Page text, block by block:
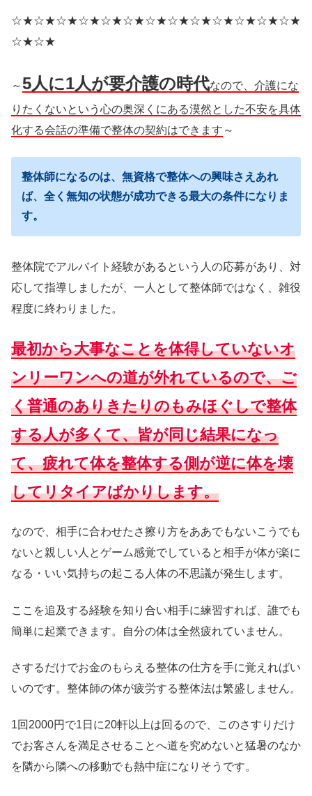
☆★☆★☆★☆★☆★☆★☆★☆★☆★☆★☆★☆★☆★
☆★☆★
～5人に1人が要介護の時代なので、介護にな
りたくないという心の奥深くにある漠然とした不安を具体
化する会話の準備で整体の契約はできます ～
整体師になるのは、無資格で整体への興味さえあれ
ば、全く無知の状態が成功できる最大の条件になりま
す。
整体院でアルバイト経験があるという人の応募があり、対
応して指導しましたが、一人として整体師ではなく、雑役
程度に終わりました。
最初から大事なことを体得していないオ
ンリーワンへの道が外れているので、ご
く普通のありきたりのもみほぐしで整体
する人が多くて、皆が同じ結果になっ
て、疲れて体を整体する側が逆に体を壊
してリタイアばかりします。
なので、相手に合わせたさ擦り方をああでもないこうでも
ないと親しい人とゲーム感覚でしていると相手が体が楽に
なる・いい気持ちの起こる人体の不思議が発生します。
ここを追及する経験を知り合い相手に練習すれば、誰でも
簡単に起業できます。自分の体は全然疲れていません。
さするだけでお金のもらえる整体の仕方を手に覚えればい
いのです。整体師の体が疲労する整体法は繁盛しません。
1回2000円で1日に20軒以上は回るので、このさすりだけ
でお客さんを満足させることへ道を究めないと猛暑のなか
を隣から隣への移動でも熱中症になりそうです。